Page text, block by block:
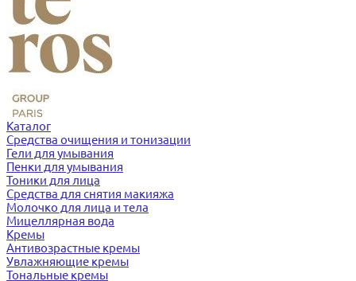
Каталог
Средства очищения и тонизации
Гели для умывания
Пенки для умывания
Тоники для лица
Средства для снятия макияжа
Молочко для лица и тела
Мицеллярная вода
Кремы
Антивозрастные кремы
Увлажняющие кремы
Тональные кремы